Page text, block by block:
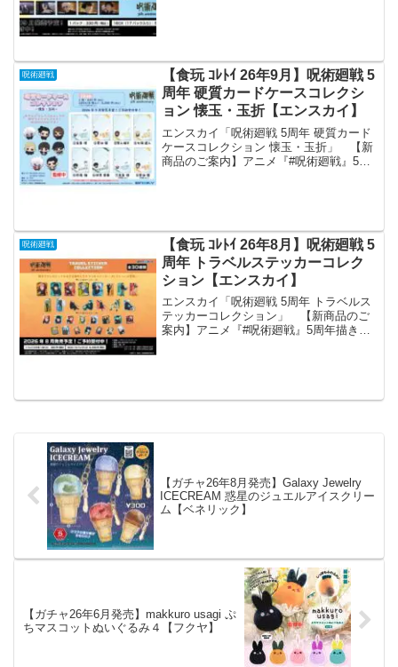
呪術廻戦
【食玩 ｺﾚﾄｲ 26年9月】呪術廻戦 5
周年 硬質カードケースコレクシ
ョン 懐玉・玉折【エンスカイ】
エンスカイ「呪術廻戦 5周年 硬質カード
ケースコレクション 懐玉・玉折」 【新
商品のご案内】アニメ『#呪術廻戦』5周
呪術廻戦
【食玩 ｺﾚﾄｲ 26年8月】呪術廻戦 5
周年 トラベルステッカーコレク
ション【エンスカイ】
エンスカイ「呪術廻戦 5周年 トラベルス
テッカーコレクション」 【新商品のご
案内】アニメ『#呪術廻戦』5周年描き下
【ガチャ26年8月発売】Galaxy Jewelry
ICECREAM 惑星のジュエルアイスクリー
ム【ベネリック】
【ガチャ26年6月発売】makkuro usagi ぷ
ちマスコットぬいぐるみ４【フクヤ】